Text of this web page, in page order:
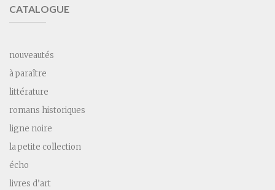
CATALOGUE
nouveautés
à paraître
littérature
romans historiques
ligne noire
la petite collection
écho
livres d’art